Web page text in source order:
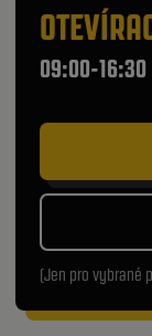
09:00-16:30
(Jen pro vybrané